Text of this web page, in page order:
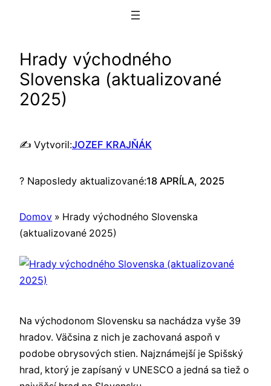
Hrady východného
Slovenska (aktualizované
2025)
✍️ Vytvoril:JOZEF KRAJŇÁK
? Naposledy aktualizované:18 APRÍLA, 2025
Domov » Hrady východného Slovenska
(aktualizované 2025)
Na východonom Slovensku sa nachádza vyše 39
hradov. Väčsina z nich je zachovaná aspoň v
podobe obrysových stien. Najznámejší je Spišský
hrad, ktorý je zapísaný v UNESCO a jedná sa tiež o